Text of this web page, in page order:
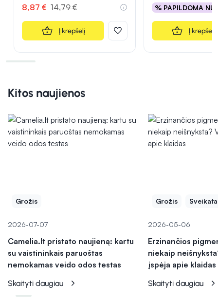
8,87 € 14,79 €
Į krepšelį
% PAPILDOMA
Į krepšelį
Kitos naujienos
Grožis
2026-07-07
Camelia.lt pristato naujieną: kartu
su vaistininkais paruoštas
nemokamas veido odos testas
Skaityti daugiau
Grožis Sveikata
2026-05-06
Erzinančios
niekaip
įspėja apie klaidas
Skaityti daugiau